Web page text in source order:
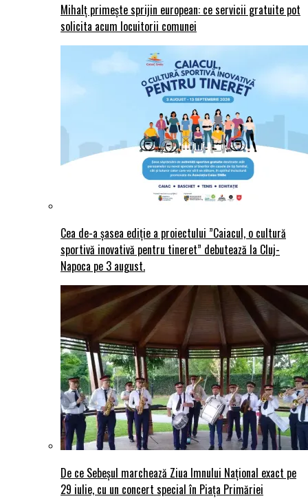
Mihalț primește sprijin european: ce servicii gratuite pot
solicita acum locuitorii comunei
Cea de-a șasea ediție a proiectului ”Caiacul, o cultură
sportivă inovativă pentru tineret” debutează la Cluj-
Napoca pe 3 august.
De ce Sebeșul marchează Ziua Imnului Național exact pe
29 iulie, cu un concert special în Piața Primăriei